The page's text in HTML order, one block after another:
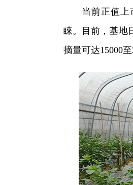
当前正值上
睐。目前，基地
摘量可达15000